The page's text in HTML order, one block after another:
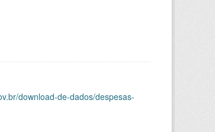
download-de-dados/despesas-